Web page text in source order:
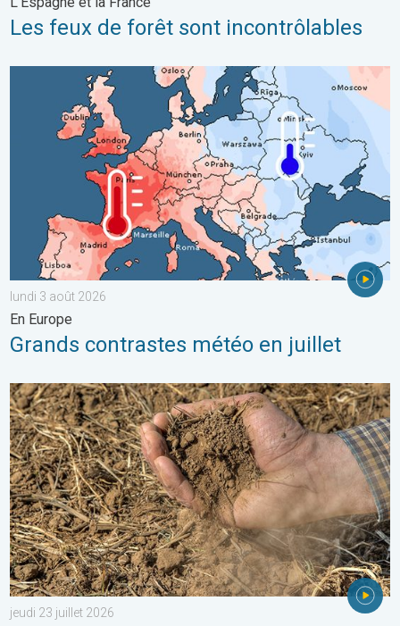
Les feux de forêt sont incontrôlables
Grands contrastes météo en juillet. En Europe. . . lundi 3 août
lundi 3 août 2026
En Europe
Grands contrastes météo en juillet
La chaleur assèche les sols plus vite. Nouvelle étude. . . jeudi
jeudi 23 juillet 2026